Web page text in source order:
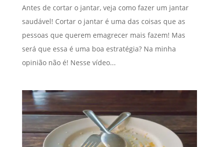
Antes de cortar o jantar, veja como fazer um jantar
saudável! Cortar o jantar é uma das coisas que as
pessoas que querem emagrecer mais fazem! Mas
será que essa é uma boa estratégia? Na minha
opinião não é! Nesse vídeo...